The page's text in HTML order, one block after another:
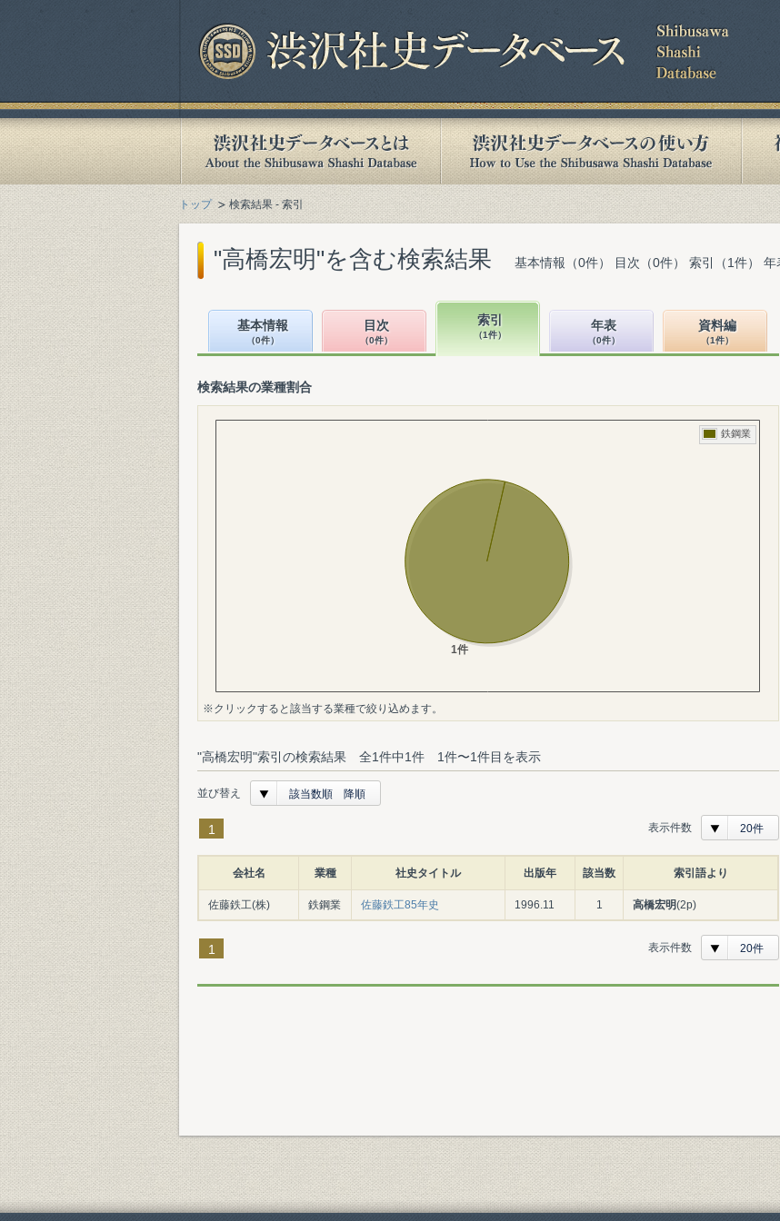
トップ 検索結果 - 索引
"高橋宏明"を含む検索結果 基本情報（0件） 目次（0件） 索引（1件） 年
基本情報
（0件）
目次
（0件）
索引
（1件）
年表
（0件）
資料編
（1件）
検索結果の業種割合
※クリックすると該当する業種で絞り込めます。
"高橋宏明"索引の検索結果 全1件中1件 1件〜1件目を表示
並び替え 該当数順 降順
1 表示件数 20件
会社名 業種 社史タイトル 出版年 該当数 索引語より
佐藤鉄工(株) 鉄鋼業 佐藤鉄工85年史 1996.11 1 高橋宏明(2p)
1 表示件数 20件